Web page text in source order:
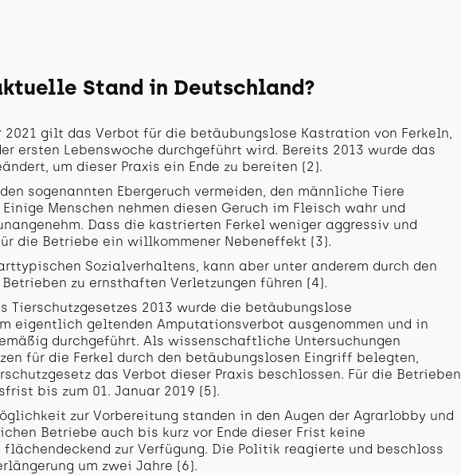
Stand in Deutschland?
2021 gilt das Verbot für die betäubungslose Kastration von Ferkeln,
ersten Lebenswoche durchgeführt wird. Bereits 2013 wurde das
um dieser Praxis ein Ende zu bereiten (2).
sogenannten Ebergeruch vermeiden, den männliche Tiere
Menschen nehmen diesen Geruch im Fleisch wahr und
Dass die kastrierten Ferkel weniger aggressiv und
die Betriebe ein willkommener Nebeneffekt (3).
Sozialverhaltens, kann aber unter anderem durch den
zu ernsthaften Verletzungen führen (4).
Tierschutzgesetzes 2013 wurde die betäubungslose
eigentlich geltenden Amputationsverbot ausgenommen und in
durchgeführt. Als wissenschaftliche Untersuchungen
für die Ferkel durch den betäubungslosen Eingriff belegten,
das Verbot dieser Praxis beschlossen. Für die Betrieben
bis zum 01. Januar 2019 (5).
zur Vorbereitung standen in den Augen der Agrarlobby und
Betriebe auch bis kurz vor Ende dieser Frist keine
zur Verfügung. Die Politik reagierte und beschloss
um zwei Jahre (6).